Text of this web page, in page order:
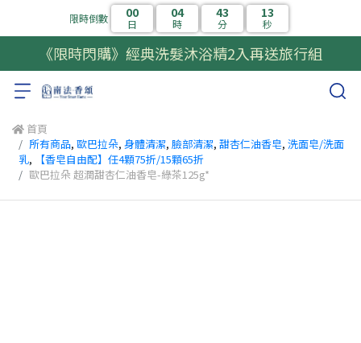
限時倒數 00
日
04
時
43
分
11
秒
《限時閃購》經典洗髮沐浴精2入再送旅行組
首頁
所有商品, 歐巴拉朵, 身體清潔, 臉部清潔, 甜杏仁油香皂, 洗面皂/洗面
乳,
【香皂自由配】任4顆75折/15顆65折
歐巴拉朵 超潤甜杏仁油香皂-綠茶125g*